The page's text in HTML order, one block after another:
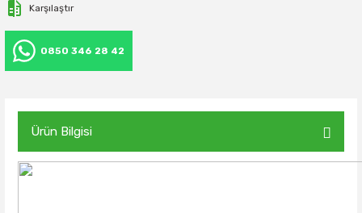
Karşılaştır
0850 346 28 42
Ürün Bilgisi